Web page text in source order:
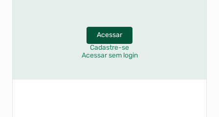
Acessar
Cadastre-se
Acessar sem login